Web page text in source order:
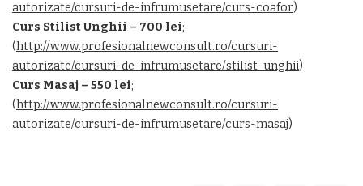
autorizate/cursuri-de-infrumusetare/curs-coafor)
Curs Stilist Unghii – 700 lei;
(http://www.profesionalnewconsult.ro/cursuri-
autorizate/cursuri-de-infrumusetare/stilist-unghii)
Curs Masaj – 550 lei;
(http://www.profesionalnewconsult.ro/cursuri-
autorizate/cursuri-de-infrumusetare/curs-masaj)